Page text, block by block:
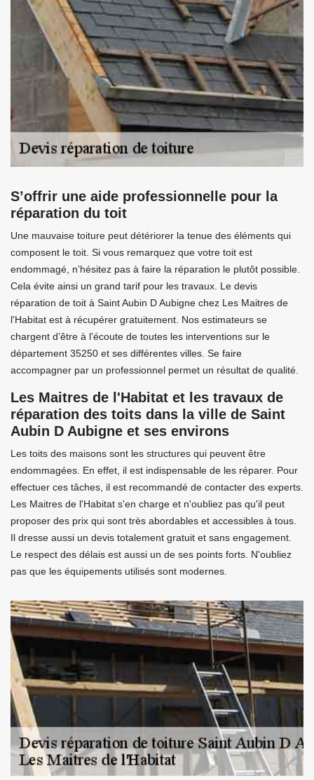
S’offrir une aide professionnelle pour la
réparation du toit
Une mauvaise toiture peut détériorer la tenue des éléments qui
composent le toit. Si vous remarquez que votre toit est
endommagé, n’hésitez pas à faire la réparation le plutôt possible.
Cela évite ainsi un grand tarif pour les travaux. Le devis
réparation de toit à Saint Aubin D Aubigne chez Les Maitres de
l'Habitat est à récupérer gratuitement. Nos estimateurs se
chargent d’être à l’écoute de toutes les interventions sur le
département 35250 et ses différentes villes. Se faire
accompagner par un professionnel permet un résultat de qualité.
Les Maitres de l'Habitat et les travaux de
réparation des toits dans la ville de Saint
Aubin D Aubigne et ses environs
Les toits des maisons sont les structures qui peuvent être
endommagées. En effet, il est indispensable de les réparer. Pour
effectuer ces tâches, il est recommandé de contacter des experts.
Les Maitres de l'Habitat s'en charge et n'oubliez pas qu'il peut
proposer des prix qui sont très abordables et accessibles à tous.
Il dresse aussi un devis totalement gratuit et sans engagement.
Le respect des délais est aussi un de ses points forts. N'oubliez
pas que les équipements utilisés sont modernes.